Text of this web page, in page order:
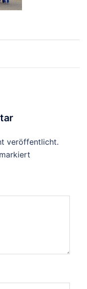
veröffentlicht.
markiert